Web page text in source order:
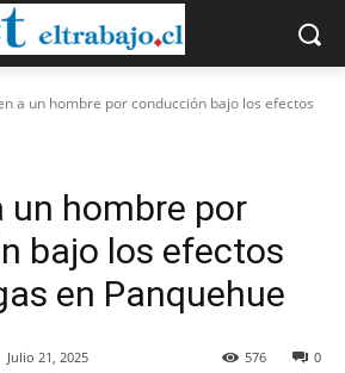
a un hombre por conducción bajo los efectos
un hombre por
bajo los efectos
en Panquehue
Julio 21, 2025 0
576